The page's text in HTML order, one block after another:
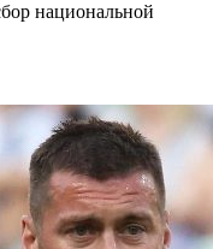
национальной